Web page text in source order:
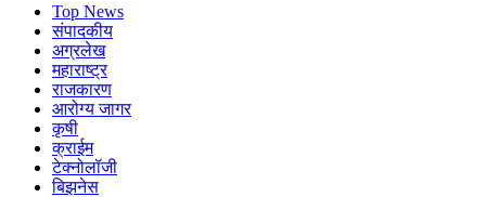
Top News
संपादकीय
अग्रलेख
महाराष्ट्र
राजकारण
आरोग्य जागर
कृषी
क्राईम
टेक्नोलॉजी
बिझनेस